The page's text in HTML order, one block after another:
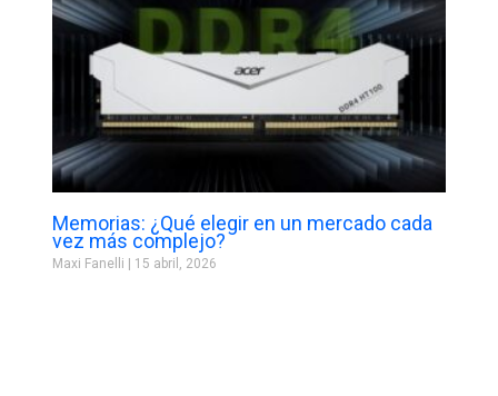
Memorias: ¿Qué elegir en un mercado cada
vez más complejo?
Maxi Fanelli 15 abril, 2026